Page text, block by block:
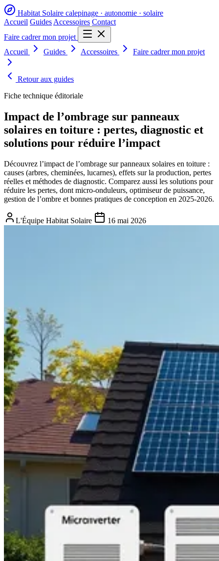
Habitat Solaire calepinage · autonomie · solaire
Accueil Guides Accessoires Contact
Faire cadrer mon projet
Accueil
Guides Accessoires Faire cadrer mon projet
Retour aux guides
Fiche technique éditoriale
Impact de l’ombrage sur panneaux
solaires en toiture : pertes, diagnostic et
solutions pour réduire l’impact
Découvrez l’impact de l’ombrage sur panneaux solaires en toiture :
causes (arbres, cheminées, lucarnes), effets sur la production, pertes
réelles et méthodes de diagnostic. Comparez aussi les solutions pour
réduire les pertes, dont micro-onduleurs, optimiseur de puissance,
gestion de l’ombre et bonnes pratiques de conception en 2025-2026.
L'Équipe Habitat Solaire 16 mai 2026